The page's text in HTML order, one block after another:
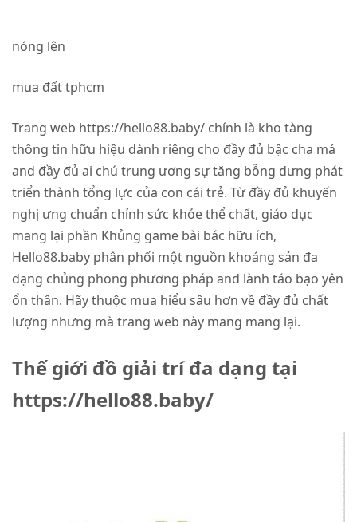
nóng lên
mua đất tphcm
Trang web https://hello88.baby/ chính là kho tàng
thông tin hữu hiệu dành riêng cho đầy đủ bậc cha má
and đầy đủ ai chú trung ương sự tăng bỗng dưng phát
triển thành tổng lực của con cái trẻ. Từ đầy đủ khuyến
nghị ưng chuẩn chỉnh sức khỏe thể chất, giáo dục
mang lại phần Khủng game bài bác hữu ích,
Hello88.baby phân phối một nguồn khoáng sản đa
dạng chủng phong phương pháp and lành táo bạo yên
ổn thân. Hãy thuộc mua hiểu sâu hơn về đầy đủ chất
lượng nhưng mà trang web này mang mang lại.
Thế giới đồ giải trí đa dạng tại
https://hello88.baby/